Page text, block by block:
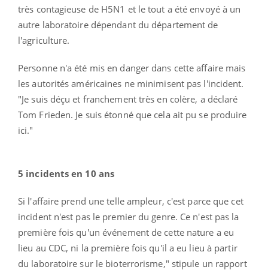
très contagieuse de H5N1 et le tout a été envoyé à un
autre laboratoire dépendant du département de
l'agriculture.
Personne n'a été mis en danger dans cette affaire mais
les autorités américaines ne minimisent pas l'incident.
"Je suis déçu et franchement très en colère, a déclaré
Tom Frieden. Je suis étonné que cela ait pu se produire
ici."
5 incidents en 10 ans
Si l'affaire prend une telle ampleur, c'est parce que cet
incident n'est pas le premier du genre. Ce n'est pas la
première fois qu'un événement de cette nature a eu
lieu au CDC, ni la première fois qu'il a eu lieu à partir
du laboratoire sur le bioterrorisme," stipule un rapport